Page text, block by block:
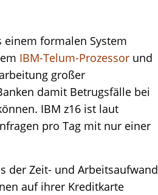
einem formalen System
IBM-Telum-Prozessor und
großer
damit Betrugsfälle bei
IBM z16 ist laut
pro Tag mit nur einer
der Zeit- und Arbeitsaufwand
auf ihrer Kreditkarte